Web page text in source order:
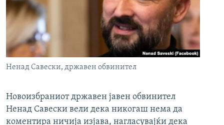
Ненад Савески, државен обвинител
Новоизбраниот државен јавен обвинител
Ненад Савески вели дека никогаш нема да
коментира ничија изјава, нагласувајќи дека